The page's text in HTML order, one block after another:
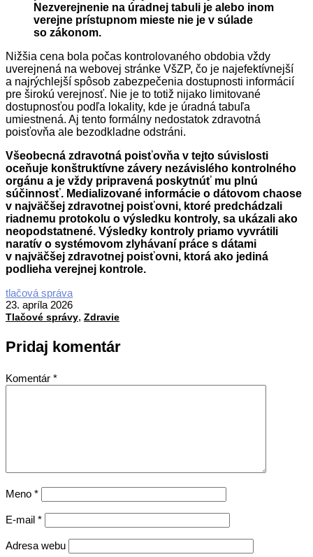
Nezverejnenie na úradnej tabuli je alebo inom
verejne prístupnom mieste nie je v súlade
so zákonom.
Nižšia cena bola počas kontrolovaného obdobia vždy
uverejnená na webovej stránke VšZP, čo je najefektívnejší
a najrýchlejší spôsob zabezpečenia dostupnosti informácií
pre širokú verejnosť. Nie je to totiž nijako limitované
dostupnosťou podľa lokality, kde je úradná tabuľa
umiestnená. Aj tento formálny nedostatok zdravotná
poisťovňa ale bezodkladne odstráni.
Všeobecná zdravotná poisťovňa v tejto súvislosti
oceňuje konštruktívne závery nezávislého kontrolného
orgánu a je vždy pripravená poskytnúť mu plnú
súčinnosť. Medializované informácie o dátovom chaose
v najväčšej zdravotnej poisťovni, ktoré predchádzali
riadnemu protokolu o výsledku kontroly, sa ukázali ako
neopodstatnené. Výsledky kontroly priamo vyvrátili
naratív o systémovom zlyhávaní práce s dátami
v najväčšej zdravotnej poisťovni, ktorá ako jediná
podlieha verejnej kontrole.
2026-
04-
23
tlačová správa
23. apríla 2026
Tlačové správy, Zdravie
Pridaj komentár
Komentár *
Meno *
E-mail *
Adresa webu